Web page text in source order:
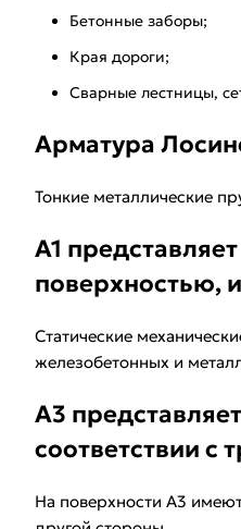
Бетонные заборы;
Края дороги;
Сварные лестницы,
Арматура
Тонкие металлические
А1
поверхностью,
Статические
железобетонных и
А3
соответствии с
На поверхности А3